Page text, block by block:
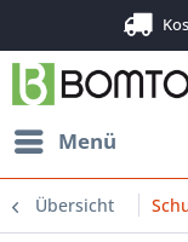
Menü
Übersicht